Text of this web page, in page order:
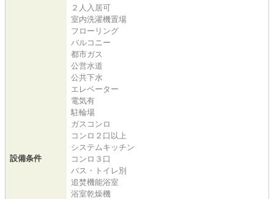
設備条件
２人入居可
室内洗濯機置場
フローリング
バルコニー
都市ガス
公営水道
公共下水
エレベーター
電気有
駐輪場
ガスコンロ
コンロ２口以上
システムキッチン
コンロ３口
バス・トイレ別
追焚機能浴室
浴室乾燥機